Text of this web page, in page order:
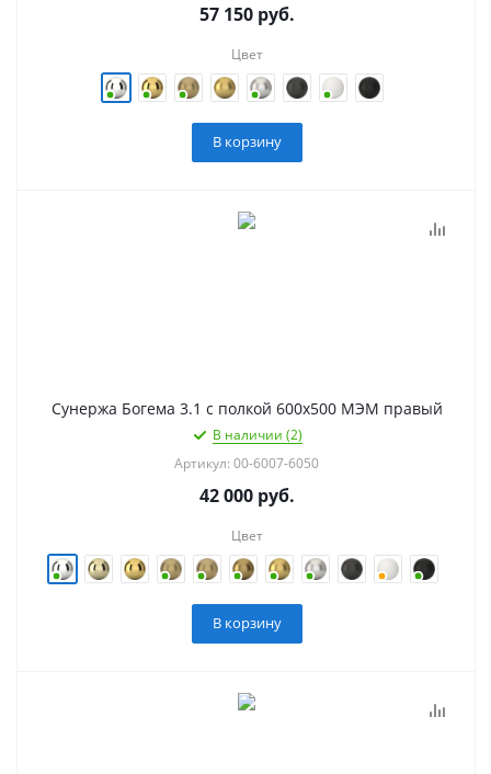
57 150руб.
Цвет
В корзину
Сунержа Богема 3.1 с полкой 600х500 МЭМ правый
В наличии (2)
Артикул: 00-6007-6050
42 000руб.
Цвет
В корзину